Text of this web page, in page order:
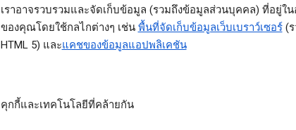
เราอาจรวบรวมและจัดเก็บข้อมูล (รวมถึงข้อมูลส่วนบุคคล) ที่อยู่ใ
ของคุณโดยใช้กลไกต่างๆ เช่น พื้นที่จัดเก็บข้อมูลเว็บเบราว์เซอร์(ร
HTML 5) และแคชของข้อมูลแอปพลิเคชัน
คุกกี้และเทคโนโลยีที่คล้ายกัน